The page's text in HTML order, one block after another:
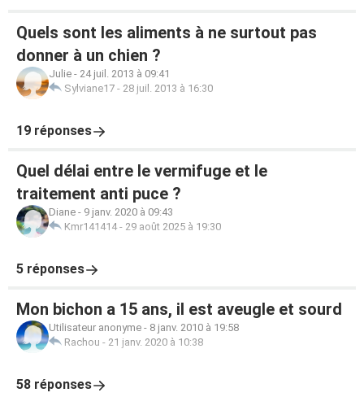
Quels sont les aliments à ne surtout pas
donner à un chien ?
Julie - 24 juil. 2013 à 09:41
Sylviane17 - 28 juil. 2013 à 16:30
19 réponses
Quel délai entre le vermifuge et le
traitement anti puce ?
Diane - 9 janv. 2020 à 09:43
Kmr141414- 29 août 2025 à 19:30
5 réponses
Mon bichon a 15 ans, il est aveugle et sourd
Utilisateur anonyme - 8 janv. 2010 à 19:58
Rachou - 21 janv. 2020 à 10:38
58 réponses